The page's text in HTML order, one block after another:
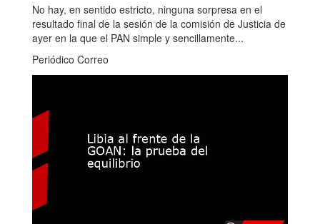
No hay, en sentido estricto, ninguna sorpresa en el
resultado final de la sesión de la comisión de Justicia de
ayer en la que el PAN simple y sencillamente...
Periódico Correo